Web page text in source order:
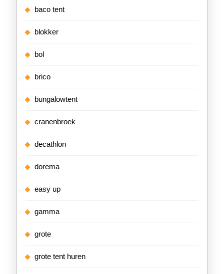
baco tent
blokker
bol
brico
bungalowtent
cranenbroek
decathlon
dorema
easy up
gamma
grote
grote tent huren